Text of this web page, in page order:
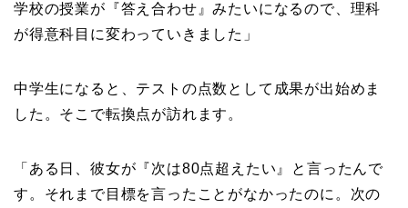
学校の授業が『答え合わせ』みたいになるので、理科
が得意科目に変わっていきました」
中学生になると、テストの点数として成果が出始めま
した。そこで転換点が訪れます。
「ある日、彼女が『次は80点超えたい』と言ったんで
す。それまで目標を言ったことがなかったのに。次の